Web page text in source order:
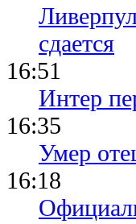
сдается
16:51
Интер
16:35
Умер
16:18